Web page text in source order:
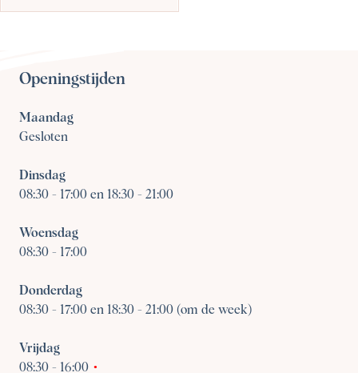
Openingstijden
Maandag
Gesloten
Dinsdag
08:30 - 17:00 en 18:30 - 21:00
Woensdag
08:30 - 17:00
Donderdag
08:30 - 17:00 en 18:30 - 21:00 (om de week)
Vrijdag
08:30 - 16:00